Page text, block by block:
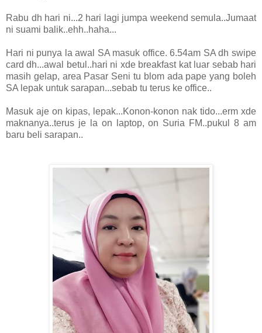
Rabu dh hari ni...2 hari lagi jumpa weekend semula..Jumaat
ni suami balik..ehh..haha...
Hari ni punya la awal SA masuk office. 6.54am SA dh swipe
card dh...awal betul..hari ni xde breakfast kat luar sebab hari
masih gelap, area Pasar Seni tu blom ada pape yang boleh
SA lepak untuk sarapan...sebab tu terus ke office..
Masuk aje on kipas, lepak...Konon-konon nak tido...erm xde
maknanya..terus je la on laptop, on Suria FM..pukul 8 am
baru beli sarapan..